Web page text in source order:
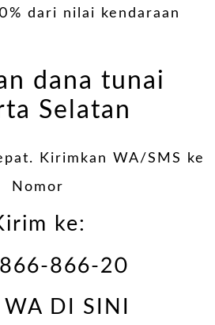
dari nilai kendaraan
dana tunai
Selatan
Kirimkan WA/SMS ke
Nomor
ke:
866-20
DI SINI